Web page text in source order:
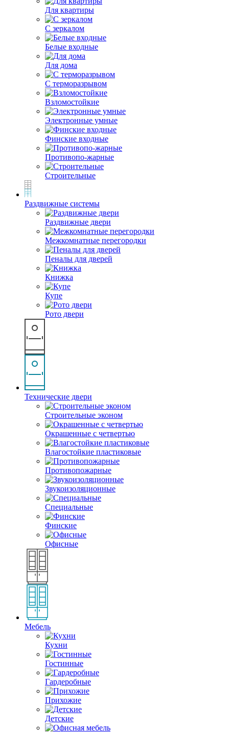
Для квартиры
С зеркалом
Белые входные
Для дома
С терморазрывом
Взломостойкие
Электронные умные
Финские входные
Противопо-жарные
Строительные
Раздвижные системы
Раздвижные двери
Межкомнатные перегородки
Пеналы для дверей
Книжка
Купе
Рото двери
Технические двери
Строительные эконом
Окрашенные с четвертью
Влагостойкие пластиковые
Противопожарные
Звукоизоляционные
Специальные
Финские
Офисные
Мебель
Кухни
Гостинные
Гардеробные
Прихожие
Детские